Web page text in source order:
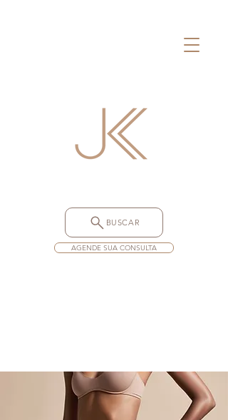
BUSCAR
AGENDE SUA CONSULTA